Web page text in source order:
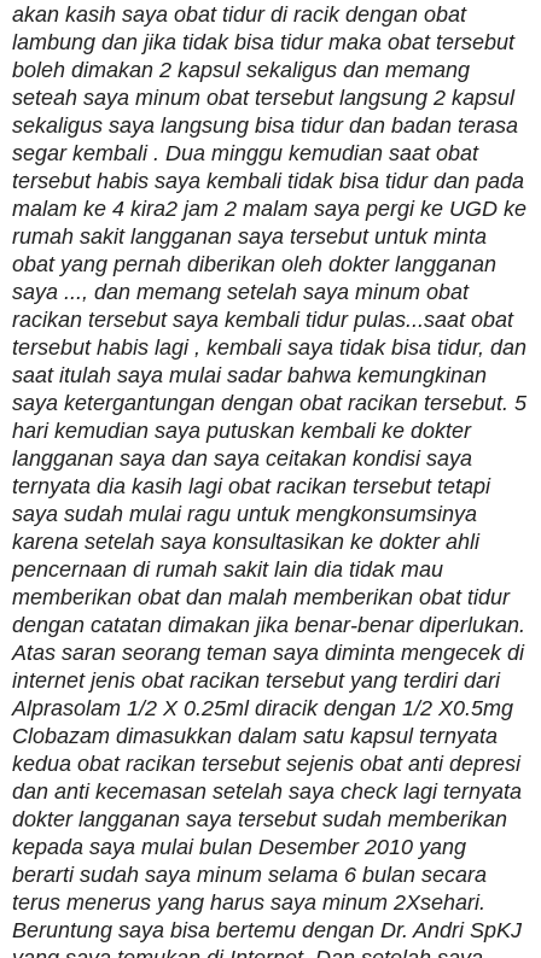
akan kasih saya obat tidur di racik dengan obat
lambung dan jika tidak bisa tidur maka obat tersebut
boleh dimakan 2 kapsul sekaligus dan memang
seteah saya minum obat tersebut langsung 2 kapsul
sekaligus saya langsung bisa tidur dan badan terasa
segar kembali . Dua minggu kemudian saat obat
tersebut habis saya kembali tidak bisa tidur dan pada
malam ke 4 kira2 jam 2 malam saya pergi ke UGD ke
rumah sakit langganan saya tersebut untuk minta
obat yang pernah diberikan oleh dokter langganan
saya ..., dan memang setelah saya minum obat
racikan tersebut saya kembali tidur pulas...saat obat
tersebut habis lagi , kembali saya tidak bisa tidur, dan
saat itulah saya mulai sadar bahwa kemungkinan
saya ketergantungan dengan obat racikan tersebut. 5
hari kemudian saya putuskan kembali ke dokter
langganan saya dan saya ceitakan kondisi saya
ternyata dia kasih lagi obat racikan tersebut tetapi
saya sudah mulai ragu untuk mengkonsumsinya
karena setelah saya konsultasikan ke dokter ahli
pencernaan di rumah sakit lain dia tidak mau
memberikan obat dan malah memberikan obat tidur
dengan catatan dimakan jika benar-benar diperlukan.
Atas saran seorang teman saya diminta mengecek di
internet jenis obat racikan tersebut yang terdiri dari
Alprasolam 1/2 X 0.25ml diracik dengan 1/2 X0.5mg
Clobazam dimasukkan dalam satu kapsul ternyata
kedua obat racikan tersebut sejenis obat anti depresi
dan anti kecemasan setelah saya check lagi ternyata
dokter langganan saya tersebut sudah memberikan
kepada saya mulai bulan Desember 2010 yang
berarti sudah saya minum selama 6 bulan secara
terus menerus yang harus saya minum 2Xsehari.
Beruntung saya bisa bertemu dengan Dr. Andri SpKJ